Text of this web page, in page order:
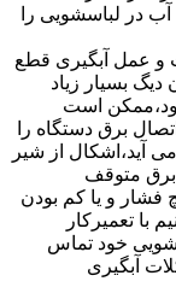
در لباسشویی را
و ﻋﻤﻞ آﺑﮕﯿﺮی ﻗﻄﻊ
ﺑﺴﯿﺎر زﯾﺎد
است
برق دستگاه را
آید،اشکال از شیر
برق متوقف
فشار و یا کم بودن
تعمیرکار
خود تماس
آبگیری